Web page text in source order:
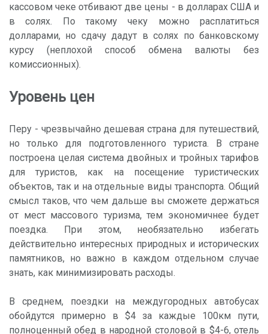
кассовом чеке отбивают две цены - в долларах США и
в солях. По такому чеку можно расплатиться
долларами, но сдачу дадут в солях по банковскому
курсу (неплохой способ обмена валюты без
комиссионных).
Уровень цен
Перу - чрезвычайно дешевая страна для путешествий,
но только для подготовленного туриста. В стране
построена целая система двойных и тройных тарифов
для туристов, как на посещение туристических
объектов, так и на отдельные виды транспорта. Общий
смысл таков, что чем дальше вы сможете держаться
от мест массового туризма, тем экономичнее будет
поездка. При этом, необязательно избегать
действительно интересных природных и исторических
памятников, но важно в каждом отдельном случае
знать, как минимизировать расходы.
В среднем, поездки на междугородных автобусах
обойдутся примерно в $4 за каждые 100км пути,
полноценный обед в народной столовой в $4-6, отель